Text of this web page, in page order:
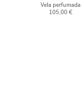
Vela perfumada
105,00 €